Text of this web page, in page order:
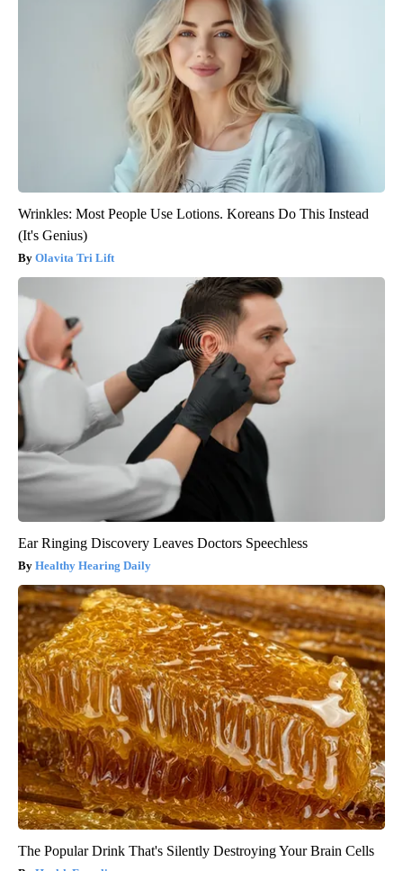
Wrinkles: Most People Use Lotions. Koreans Do This Instead
(It's Genius)
Olavita Tri Lift
Ear Ringing Discovery Leaves Doctors Speechless
Healthy Hearing Daily
The Popular Drink That's Silently Destroying Your Brain Cells